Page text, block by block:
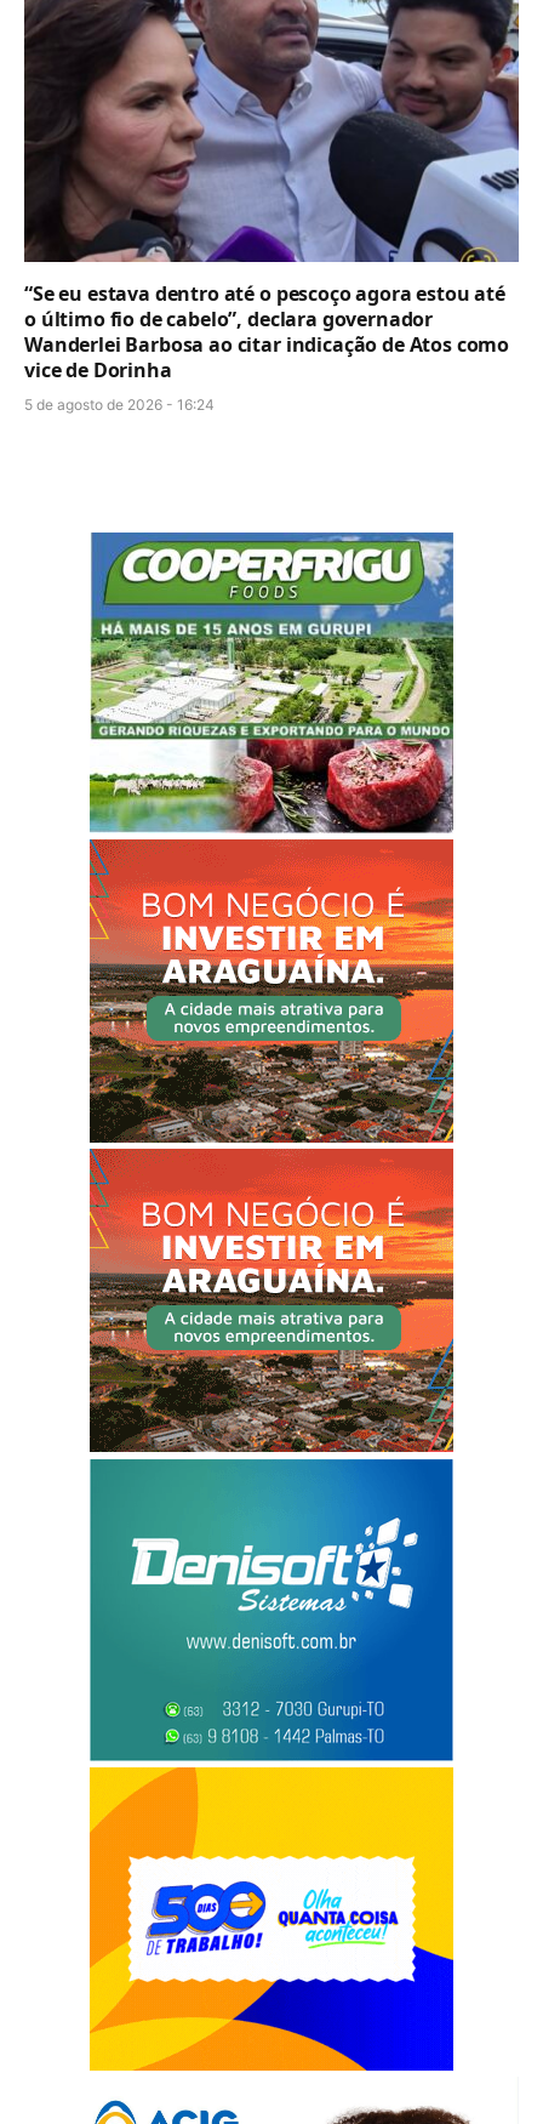
“Se eu estava dentro até o pescoço agora estou até
o último fio de cabelo”, declara governador
Wanderlei Barbosa ao citar indicação de Atos como
vice de Dorinha
5 de agosto de 2026 - 16:24